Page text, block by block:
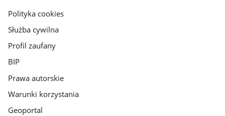
gov.pl
Polityka cookies
Służba cywilna
Profil zaufany
BIP
Prawa autorskie
Warunki korzystania
Geoportal